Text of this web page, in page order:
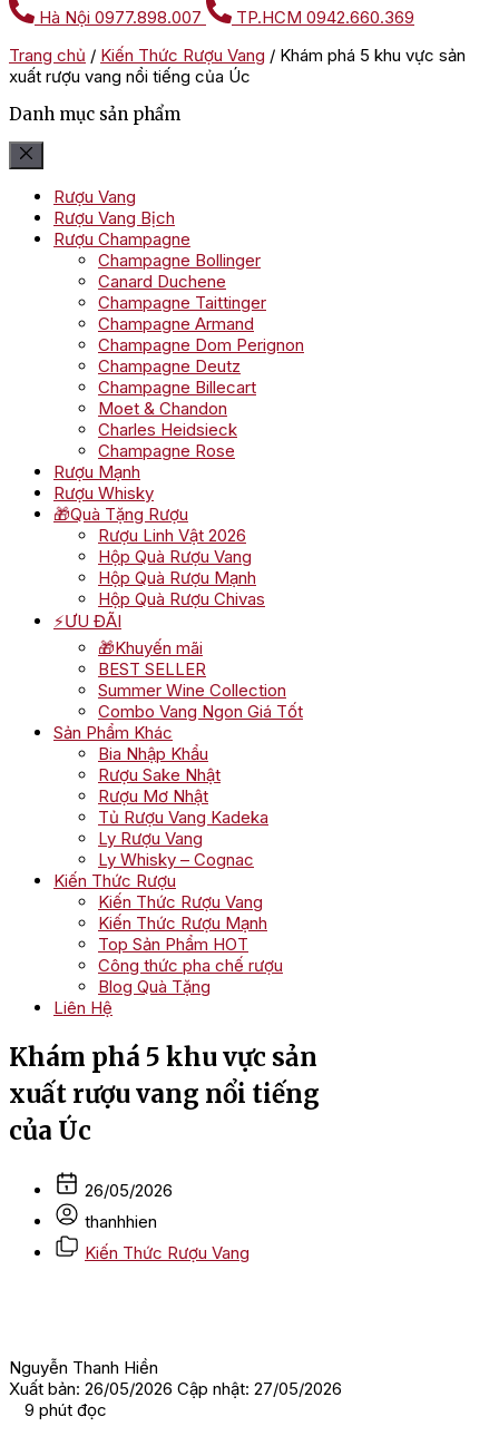
Hà Nội 0977.898.007 TP.HCM 0942.660.369
Trang chủ / Kiến Thức Rượu Vang / Khám phá 5 khu vực sản
xuất rượu vang nổi tiếng của Úc
Danh mục sản phẩm
Rượu Vang
Rượu Vang Bịch
Rượu Champagne
Champagne Bollinger
Canard Duchene
Champagne Taittinger
Champagne Armand
Champagne Dom Perignon
Champagne Deutz
Champagne Billecart
Moet & Chandon
Charles Heidsieck
Champagne Rose
Rượu Mạnh
Rượu Whisky
🎁Quà Tặng Rượu
Rượu Linh Vật 2026
Hộp Quà Rượu Vang
Hộp Quà Rượu Mạnh
Hộp Quà Rượu Chivas
⚡ƯU ĐÃI
🎁Khuyến mãi
BEST SELLER
Summer Wine Collection
Combo Vang Ngon Giá Tốt
Sản Phẩm Khác
Bia Nhập Khẩu
Rượu Sake Nhật
Rượu Mơ Nhật
Tủ Rượu Vang Kadeka
Ly Rượu Vang
Ly Whisky – Cognac
Kiến Thức Rượu
Kiến Thức Rượu Vang
Kiến Thức Rượu Mạnh
Top Sản Phẩm HOT
Công thức pha chế rượu
Blog Quà Tặng
Liên Hệ
Khám phá 5 khu vực sản
xuất rượu vang nổi tiếng
của Úc
26/05/2026
thanhhien
Kiến Thức Rượu Vang
Nguyễn Thanh Hiền
Xuất bản: 26/05/2026 Cập nhật: 27/05/2026
9 phút đọc